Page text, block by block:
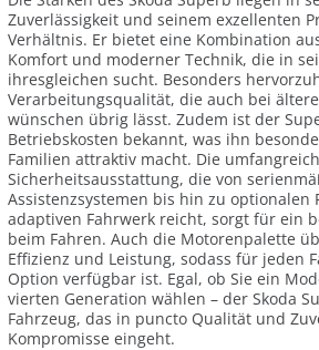
Zuverlässigkeit und seinem exzellenten
Verhältnis. Er bietet eine Kombination
Komfort und moderner Technik, die in
ihresgleichen sucht. Besonders
Verarbeitungsqualität, die auch bei
wünschen übrig lässt. Zudem ist der
Betriebskosten bekannt, was ihn
Familien attraktiv macht. Die
Sicherheitsausstattung, die von
Assistenzsystemen bis hin zu optionalen
adaptiven Fahrwerk reicht, sorgt für ein
beim Fahren. Auch die Motorenpalette
Effizienz und Leistung, sodass für jeden
Option verfügbar ist. Egal, ob Sie ein
vierten Generation wählen – der Skoda
Fahrzeug, das in puncto Qualität und
Kompromisse eingeht.